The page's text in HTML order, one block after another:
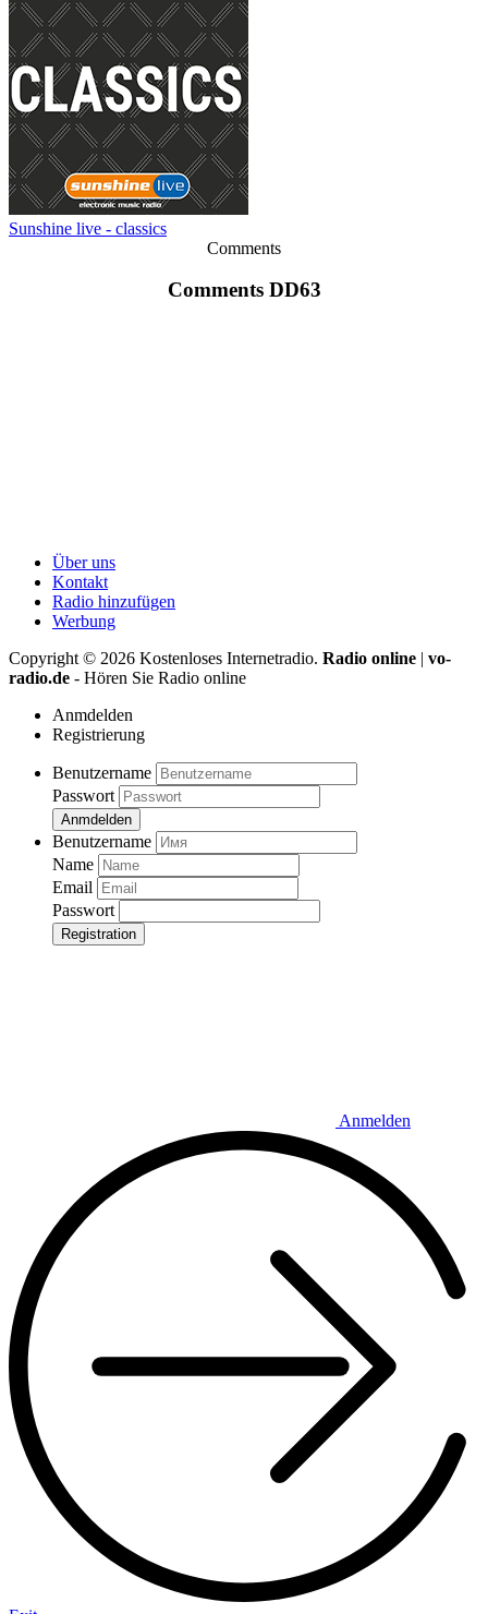
Sunshine live - classics
Comments
Comments DD63
Über uns
Kontakt
Radio hinzufügen
Werbung
Copyright © 2026 Kostenloses Internetradio. Radio online | vo-
radio.de - Hören Sie Radio online
Anmdelden
Registrierung
Benutzername
Passwort
Anmdelden
Benutzername
Name
Email
Passwort
Registration
Anmelden